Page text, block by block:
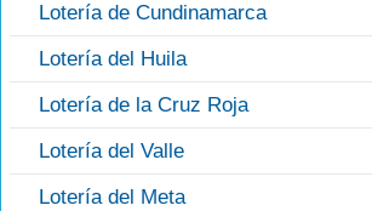
Lotería de Cundinamarca
Lotería del Huila
Lotería de la Cruz Roja
Lotería del Valle
Lotería del Meta